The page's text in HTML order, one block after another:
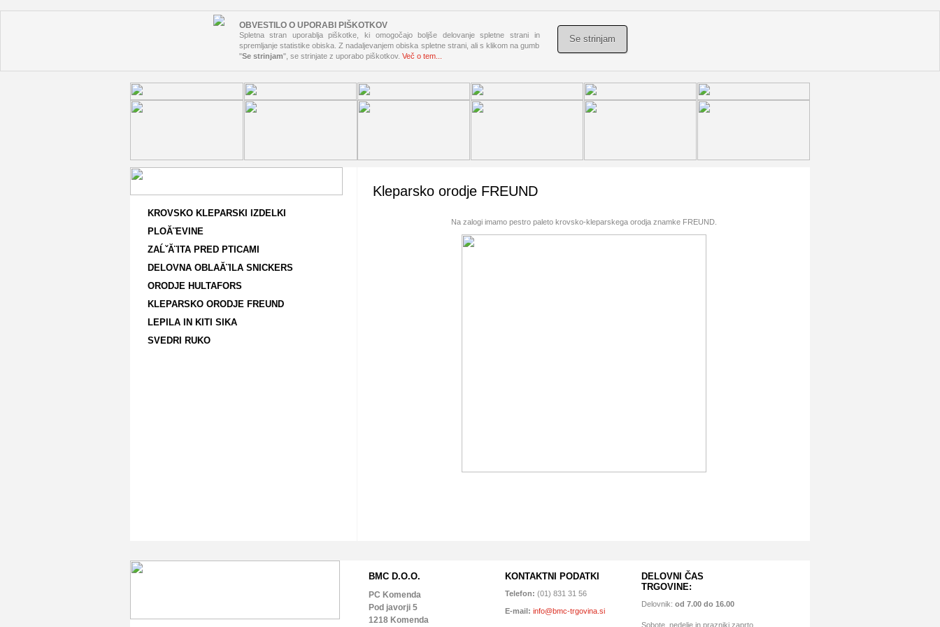
OBVESTILO O UPORABI PIŠKOTKOV
Spletna stran uporablja piškotke, ki omogočajo boljše delovanje spletne strani in
spremljanje statistike obiska. Z nadaljevanjem obiska spletne strani, ali s klikom na gumb
"Se strinjam", se strinjate z uporabo piškotkov. Več o tem...
Se strinjam
KROVSKO KLEPARSKI IZDELKI
PLOĂ¨EVINE
ZAĹˇĂ¨ITA PRED PTICAMI
DELOVNA OBLAĂ¨ILA SNICKERS
ORODJE HULTAFORS
KLEPARSKO ORODJE FREUND
LEPILA IN KITI SIKA
SVEDRI RUKO
Kleparsko orodje FREUND
Na zalogi imamo pestro paleto krovsko-kleparskega orodja znamke FREUND.
BMC D.O.O.
PC Komenda
Pod javorji 5
1218 Komenda
KONTAKTNI PODATKI
Telefon: (01) 831 31 56
E-mail: info@bmc-trgovina.si
DELOVNI ČAS
TRGOVINE:
Delovnik: od 7.00 do 16.00
Sobote, nedelje in prazniki zaprto.